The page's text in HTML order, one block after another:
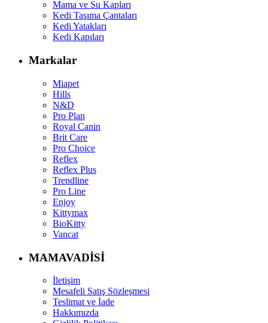
Mama ve Su Kapları
Kedi Taşıma Çantaları
Kedi Yatakları
Kedi Kapıları
Markalar
Miapet
Hills
N&D
Pro Plan
Royal Canin
Brit Care
Pro Choice
Reflex
Reflex Plus
Trendline
Pro Line
Enjoy
Kittymax
BioKitty
Vancat
MAMAVADİSİ
İletişim
Mesafeli Satış Sözleşmesi
Teslimat ve İade
Hakkımızda